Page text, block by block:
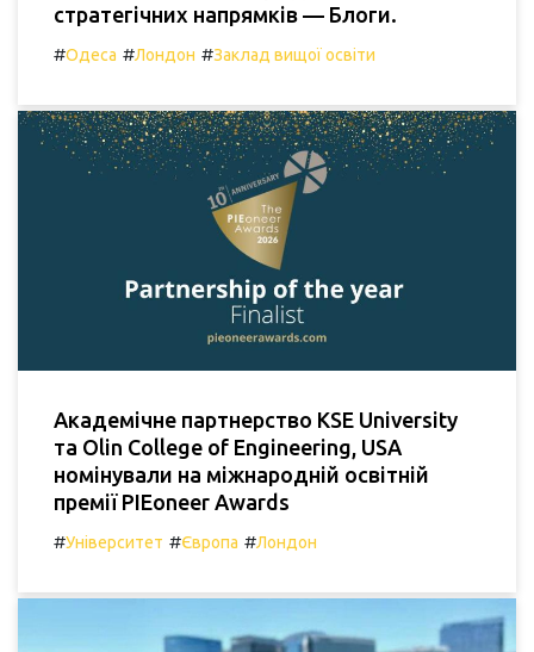
стратегічних напрямків — Блоги.
#Одеса #Лондон #Заклад вищої освіти
Академічне партнерство KSE University
та Olin College of Engineering, USA
номінували на міжнародній освітній
премії PIEoneer Awards
#Університет #Європа #Лондон